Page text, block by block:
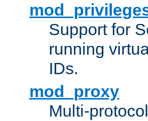
Support for
running
IDs.
mod_proxy
Multi-